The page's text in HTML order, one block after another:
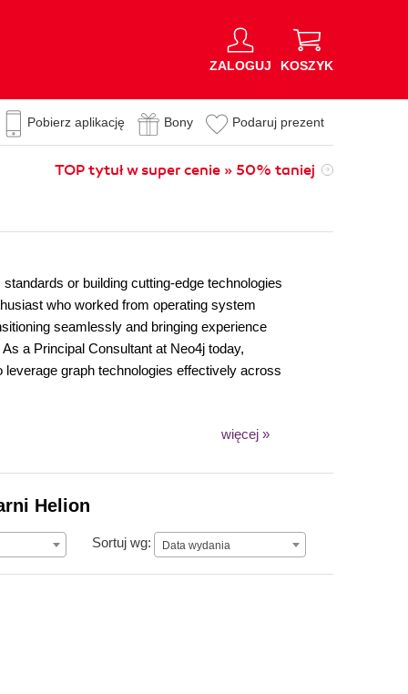
ZALOGUJ KOSZYK
Pobierz aplikację Bony Podaruj prezent
TOP tytuł w super cenie » 50% taniej
or building cutting-edge technologies
who worked from operating system
seamlessly and bringing experience
a Principal Consultant at Neo4j today,
graph technologies effectively across
więcej »
Helion
Sortuj wg: Data wydania
Data wydania